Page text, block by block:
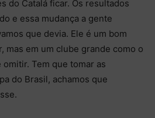
do Catalá ficar. Os resultados
e essa mudança a gente
que devia. Ele é um bom
mas em um clube grande como o
Tem que tomar as
do Brasil, achamos que